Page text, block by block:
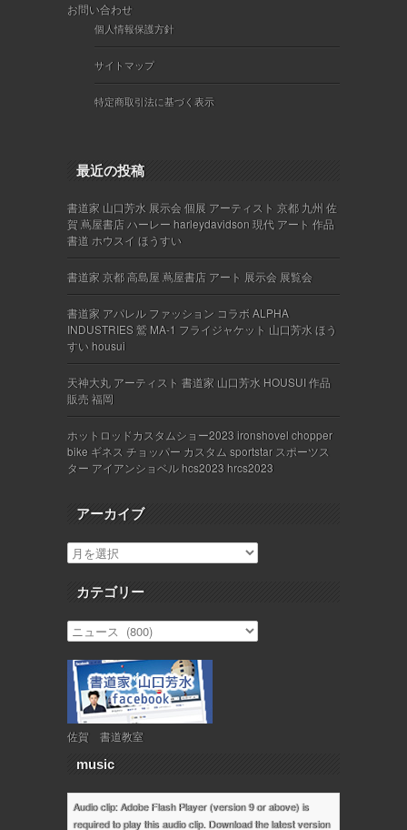
お問い合わせ
個人情報保護方針
サイトマップ
特定商取引法に基づく表示
最近の投稿
書道家 山口芳水 展示会 個展 アーティスト 京都 九州 佐
賀 蔦屋書店 ハーレー harleydavidson 現代 アート 作品
書道 ホウスイ ほうすい
書道家 京都 高島屋 蔦屋書店 アート 展示会 展覧会
書道家 アパレル ファッション コラボ ALPHA
INDUSTRIES 鷲 MA-1 フライジャケット 山口芳水 ほう
すい housui
天神大丸 アーティスト 書道家 山口芳水 HOUSUI 作品
販売 福岡
ホットロッドカスタムショー2023 ironshovel chopper
bike ギネス チョッパー カスタム sportstar スポーツス
ター アイアンショベル hcs2023 hrcs2023
アーカイブ
カテゴリー
佐賀 書道教室
music
Audio clip: Adobe Flash Player (version 9 or above) is
required to play this audio clip. Download the latest version